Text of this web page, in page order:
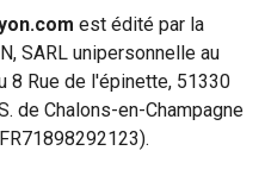
est édité par la
SARL unipersonnelle au
8 Rue de l'épinette, 51330
de Chalons-en-Champagne